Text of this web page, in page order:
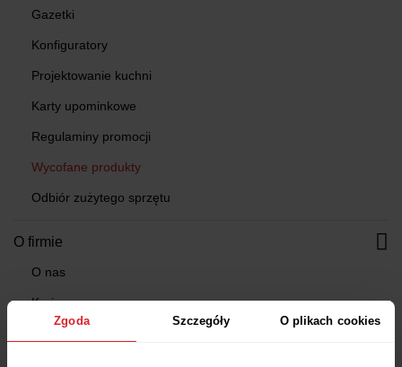
Zgoda Szczegóły O plikach cookies
Gazetki
Konfiguratory
Projektowanie kuchni
Karty upominkowe
Regulaminy promocji
Wycofane produkty
Odbiór zużytego sprzętu
O firmie
O nas
Kariera